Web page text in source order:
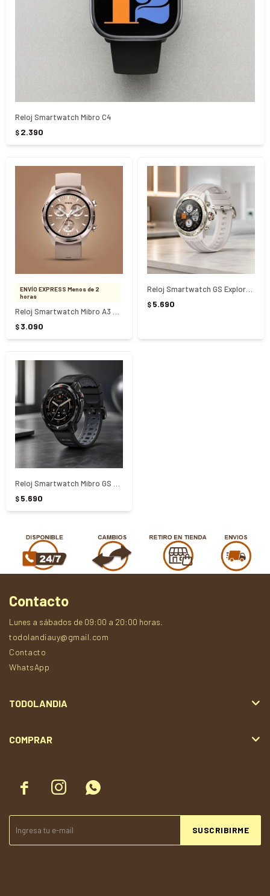
Reloj Smartwatch Mibro C4
$ 2.390
ENVÍO EXPRESS Menos de 2
horas
$ 3.090
$ 5.690
$ 5.690
  
SUSCRIBIRME
Contacto
Lunes a sábados de 09:00 a 20:00 horas.
todolandiauy@gmail.com
Contacto
WhatsApp
TODOLANDIA
COMPRAR